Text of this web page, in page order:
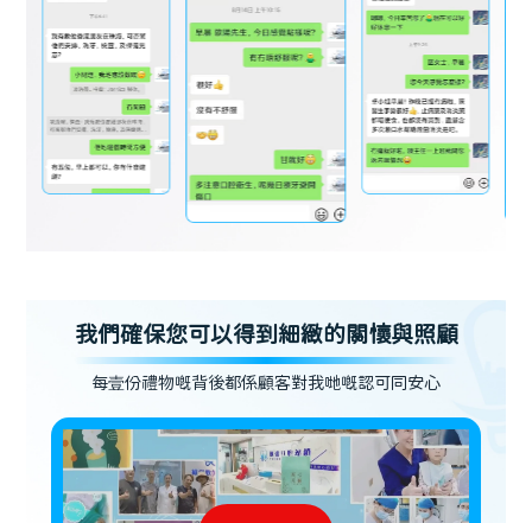
我們確保您可以得到細緻的關懷與照顧
每壹份禮物嘅背後都係顧客對我哋嘅認可同安心